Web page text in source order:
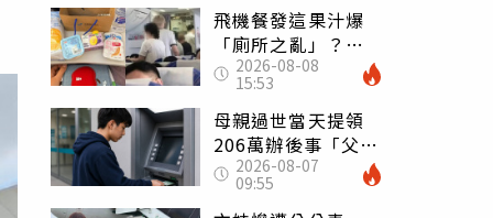
飛機餐發這果汁爆
「廁所之亂」？乘
客崩潰：差點丟大
臉 醫揭3類人別亂
喝
2026-08-08
15:53
母親過世當天提領
206萬辦後事「父子
遭判刑」 律師：
搶錢先下手是罪
2026-08-07
09:55